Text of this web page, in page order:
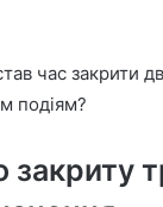
час закрити
подіям?
закриту